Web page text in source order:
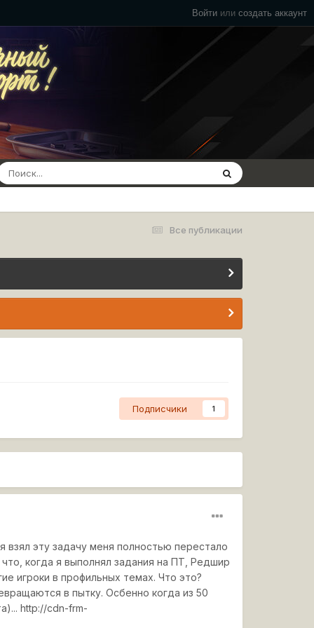
Войти или создать аккаунт
Все публикации
Подписчики 1
эту задачу меня полностью перестало
когда я выполнял задания на ПТ, Редшир
игроки в профильных темах. Что это?
в пытку. Осбенно когда из 50
http://cdn-frm-